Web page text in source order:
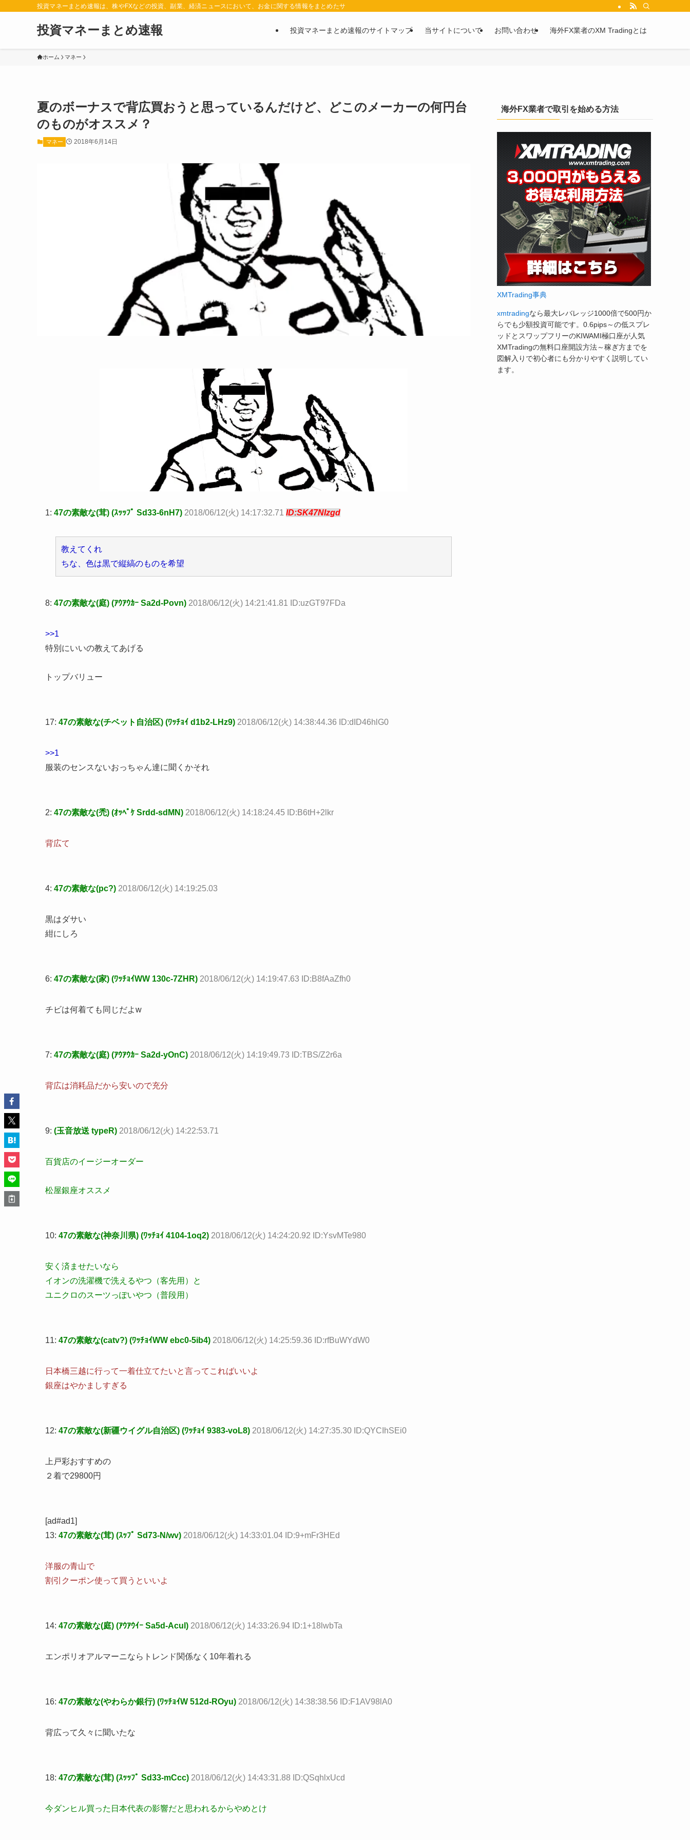
投資マネーまとめ速報は、株やFXなどの投資、副業、経済ニュースにおいて、お金に関する情報をまとめたサイトです。お金に関する情報の口コミや評判を2chや5chからピックアップしています。
投資マネーまとめ速報 投資マネーまとめ速報のサイトマップ 当サイトについて お問い合わせ 海外FX業者のXM Tradingとは
ホーム マネー
夏のボーナスで背広買おうと思っているんだけど、どこのメーカーの何円台
のものがオススメ？
マネー 2018年6月14日
1: 47の素敵な(茸) (ｽｯｯﾌﾟ Sd33-6nH7) 2018/06/12(火) 14:17:32.71 ID:SK47NIzgd
教えてくれ
ちな、色は黒で縦縞のものを希望
8: 47の素敵な(庭) (ｱｳｱｳｶｰ Sa2d-Povn) 2018/06/12(火) 14:21:41.81 ID:uzGT97FDa
>>1
特別にいいの教えてあげる
トップバリュー
17: 47の素敵な(チベット自治区) (ﾜｯﾁｮｲ d1b2-LHz9) 2018/06/12(火) 14:38:44.36 ID:dID46hlG0
>>1
服装のセンスないおっちゃん達に聞くかそれ
2: 47の素敵な(禿) (ｵｯﾍﾟｹ Srdd-sdMN) 2018/06/12(火) 14:18:24.45 ID:B6tH+2lkr
背広て
4: 47の素敵な(pc?) 2018/06/12(火) 14:19:25.03
黒はダサい
紺にしろ
6: 47の素敵な(家) (ﾜｯﾁｮｲWW 130c-7ZHR) 2018/06/12(火) 14:19:47.63 ID:B8fAaZfh0
チビは何着ても同じだよw
7: 47の素敵な(庭) (ｱｳｱｳｶｰ Sa2d-yOnC) 2018/06/12(火) 14:19:49.73 ID:TBS/Z2r6a
背広は消耗品だから安いので充分
9: (玉音放送 typeR) 2018/06/12(火) 14:22:53.71
百貨店のイージーオーダー
松屋銀座オススメ
10: 47の素敵な(神奈川県) (ﾜｯﾁｮｲ 4104-1oq2) 2018/06/12(火) 14:24:20.92 ID:YsvMTe980
安く済ませたいなら
イオンの洗濯機で洗えるやつ（客先用）と
ユニクロのスーツっぽいやつ（普段用）
11: 47の素敵な(catv?) (ﾜｯﾁｮｲWW ebc0-5ib4) 2018/06/12(火) 14:25:59.36 ID:rfBuWYdW0
日本橋三越に行って一着仕立てたいと言ってこればいいよ
銀座はやかましすぎる
12: 47の素敵な(新疆ウイグル自治区) (ﾜｯﾁｮｲ 9383-voL8) 2018/06/12(火) 14:27:35.30 ID:QYCIhSEi0
上戸彩おすすめの
２着で29800円
[ad#ad1]
13: 47の素敵な(茸) (ｽｯﾌﾟ Sd73-N/wv) 2018/06/12(火) 14:33:01.04 ID:9+mFr3HEd
洋服の青山で
割引クーポン使って買うといいよ
14: 47の素敵な(庭) (ｱｳｱｳｲｰ Sa5d-Acul) 2018/06/12(火) 14:33:26.94 ID:1+18lwbTa
エンポリオアルマーニならトレンド関係なく10年着れる
16: 47の素敵な(やわらか銀行) (ﾜｯﾁｮｲW 512d-ROyu) 2018/06/12(火) 14:38:38.56 ID:F1AV98lA0
背広って久々に聞いたな
18: 47の素敵な(茸) (ｽｯｯﾌﾟ Sd33-mCcc) 2018/06/12(火) 14:43:31.88 ID:QSqhlxUcd
今ダンヒル買った日本代表の影響だと思われるからやめとけ
海外FX業者で取引を始める方法
XMTrading事典
xmtradingなら最大レバレッジ1000倍で500円か
らでも少額投資可能です。0.6pips～の低スプレ
ッドとスワップフリーのKIWAMI極口座が人気
XMTradingの無料口座開設方法～稼ぎ方までを
図解入りで初心者にも分かりやすく説明してい
ます。